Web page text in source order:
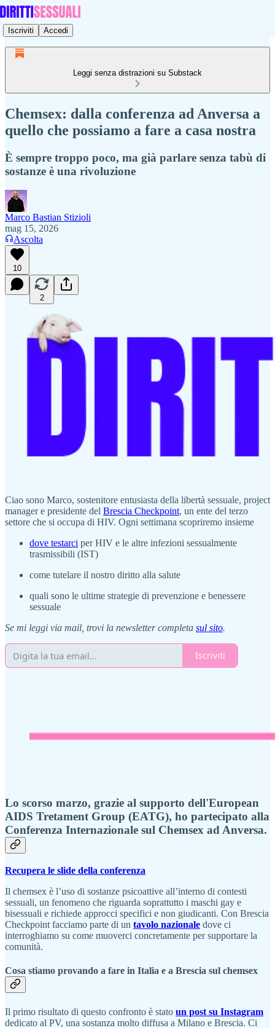
Iscriviti Accedi
Leggi senza distrazioni su Substack
Chemsex: dalla conferenza ad Anversa a
quello che possiamo a fare a casa nostra
È sempre troppo poco, ma già parlare senza tabù di
sostanze è una rivoluzione
Marco Bastian Stizioli
mag 15, 2026
Ascolta
10
2
Ciao sono Marco, sostenitore entusiasta della libertà sessuale, project
manager e presidente del Brescia Checkpoint, un ente del terzo
settore che si occupa di HIV. Ogni settimana scopriremo insieme
dove testarci per HIV e le altre infezioni sessualmente
trasmissibili (IST)
come tutelare il nostro diritto alla salute
quali sono le ultime strategie di prevenzione e benessere
sessuale
Se mi leggi via mail, trovi la newsletter completa sul sito.
Iscriviti
Lo scorso marzo, grazie al supporto dell'European
AIDS Tretament Group (EATG), ho partecipato alla
Conferenza Internazionale sul Chemsex ad Anversa.
Recupera le slide della conferenza
Il chemsex è l’uso di sostanze psicoattive all’interno di contesti
sessuali, un fenomeno che riguarda soprattutto i maschi gay e
bisessuali e richiede approcci specifici e non giudicanti. Con Brescia
Checkpoint facciamo parte di un tavolo nazionale dove ci
interroghiamo su come muoverci concretamente per supportare la
comunità.
Cosa stiamo provando a fare in Italia e a Brescia sul chemsex
Il primo risultato di questo confronto è stato un post su Instagram
dedicato al PV, una sostanza molto diffusa a Milano e Brescia. Ci